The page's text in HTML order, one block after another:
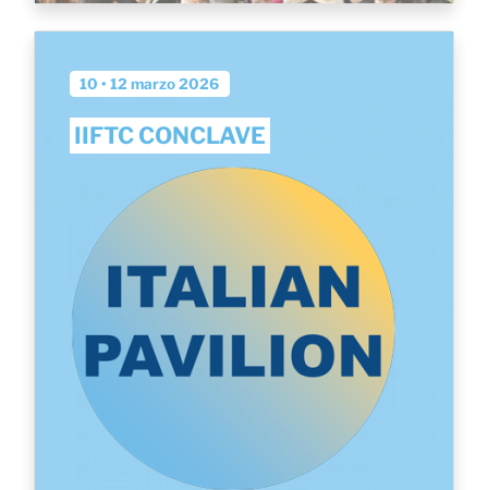
10 • 12 marzo 2026
IIFTC CONCLAVE